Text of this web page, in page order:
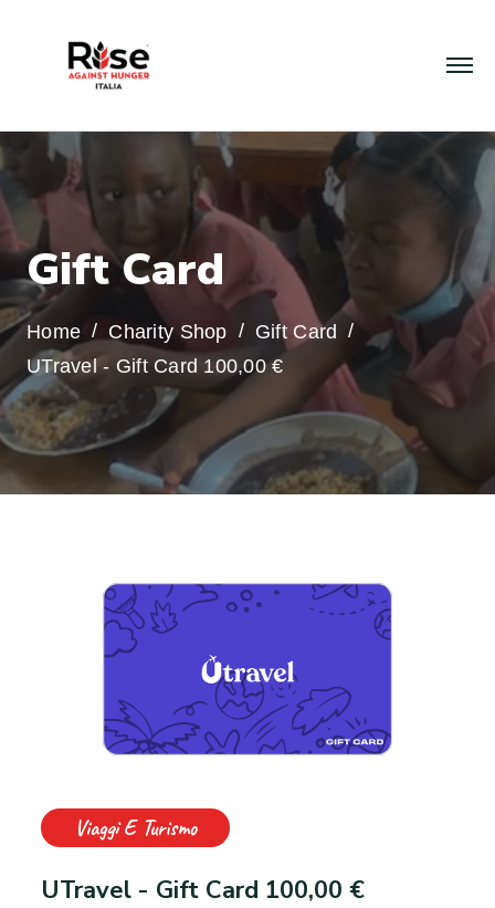
Gift Card
Home Charity Shop
Gift Card
UTravel - Gift Card 100,00 €
Viaggi E Turismo
UTravel - Gift Card 100,00 €